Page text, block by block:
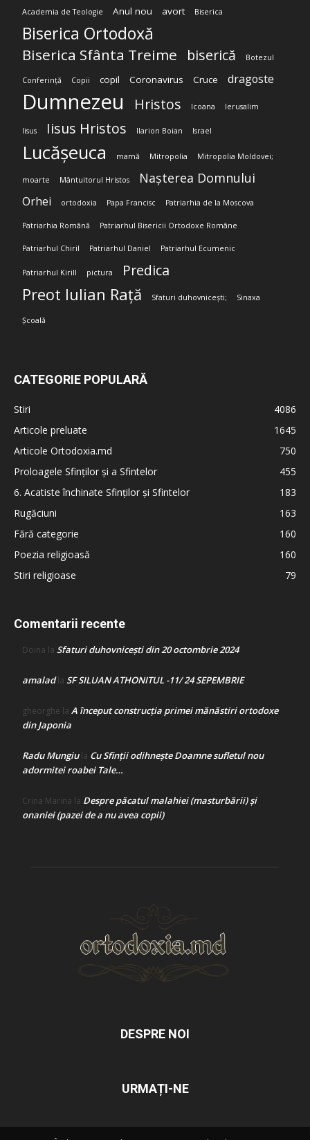
Academia de Teologie Anul nou avort Biserica
Biserica Ortodoxă
Biserica Sfânta Treime biserică Botezul
Conferință Copii copil Coronavirus Cruce dragoste
Dumnezeu Hristos Icoana Ierusalim
Iisus Iisus Hristos Ilarion Boian Israel
Lucășeuca mamă Mitropolia Mitropolia Moldovei;
moarte Mântuitorul Hristos Nașterea Domnului
Orhei ortodoxia Papa Francisc Patriarhia de la Moscova
Patriarhia Română Patriarhul Bisericii Ortodoxe Române
Patriarhul Chiril Patriarhul Daniel Patriarhul Ecumenic
Patriarhul Kirill pictura Predica
Preot Iulian Rață Sfaturi duhovnicești; Sinaxa
Școală
CATEGORIE POPULARĂ
Stiri
4086
Articole preluate
1645
Articole Ortodoxia.md
750
Proloagele Sfinților și a Sfintelor
455
6. Acatiste închinate Sfinților și Sfintelor
183
Rugăciuni
163
Fără categorie
160
Poezia religioasă
160
Stiri religioase
79
Comentarii recente
Doina la Sfaturi duhovnicești din 20 octombrie 2024
amaladla SF SILUAN ATHONITUL -11/ 24 SEPEMBRIE
gheorghe la A început construcţia primei mănăstiri ortodoxe
din Japonia
Radu Mungiula Cu Sfinții odihnește Doamne sufletul nou
adormitei roabei Tale…
Crina Marina la Despre păcatul malahiei (masturbării) şi
onaniei (pazei de a nu avea copii)
DESPRE NOI
URMAȚI-NE